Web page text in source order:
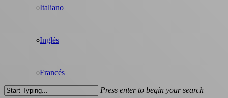
Italiano
Inglés
Francés
Press enter to begin your search